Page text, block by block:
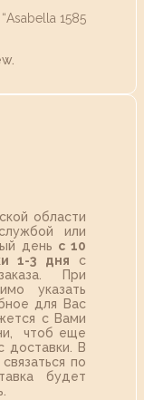
1585
области
или
день с 10
1-3 дня с
При
указать
для Вас
с Вами
чтоб еще
доставки. В
по
будет